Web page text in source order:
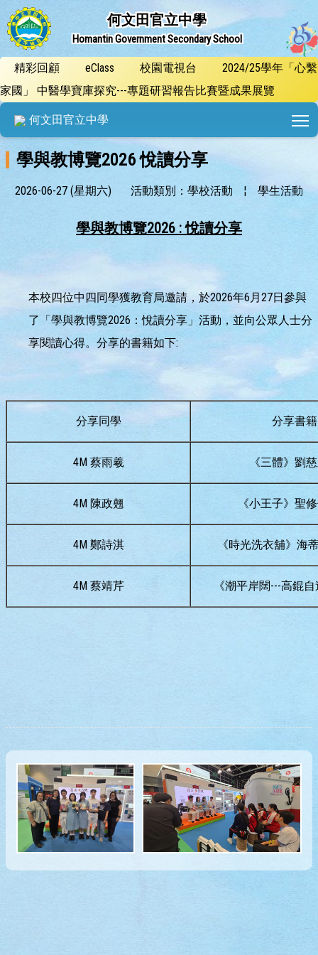
何文田官立中學
Homantin Government Secondary School
精彩回顧 eClass 校園電視台
2024/25學年「心繫
家國」 中醫學寶庫探究---專題研習報告比賽暨成果展覽
何文田官立中學
學與教博覽2026 悅讀分享
2026-06-27 (星期六) 活動類別：學校活動 ¦ 學生活動
學與教博覽2026 : 悅讀分享
本校四位中四同學獲教育局邀請，於2026年6月27日參與
了「學與教博覽2026：悅讀分享」活動，並向公眾人士分
享閱讀心得。分享的書籍如下:
分享同學 分享書籍
4M 蔡雨羲 《三體》劉
4M 陳政翹 《小王子》聖
4M 鄭詩淇 《時光洗衣舖》海
4M 蔡靖芹 《潮平岸闊---高錕